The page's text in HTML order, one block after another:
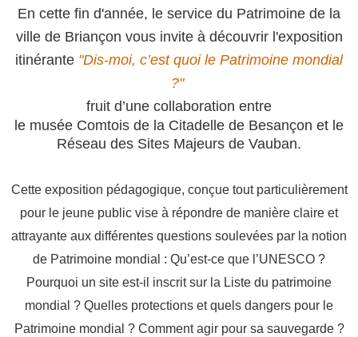
En cette fin d'année, le service du Patrimoine de la
ville de Briançon vous invite à découvrir l'exposition
itinérante "Dis-moi, c’est quoi le Patrimoine mondial
?"
fruit d’une collaboration entre
le musée Comtois de la Citadelle de Besançon et le
Réseau des Sites Majeurs de Vauban.
Cette exposition pédagogique, conçue tout particulièrement
pour le jeune public vise à répondre de manière claire et
attrayante aux différentes questions soulevées par la notion
de Patrimoine mondial : Qu’est-ce que l’UNESCO ?
Pourquoi un site est-il inscrit sur la Liste du patrimoine
mondial ? Quelles protections et quels dangers pour le
Patrimoine mondial ? Comment agir pour sa sauvegarde ?